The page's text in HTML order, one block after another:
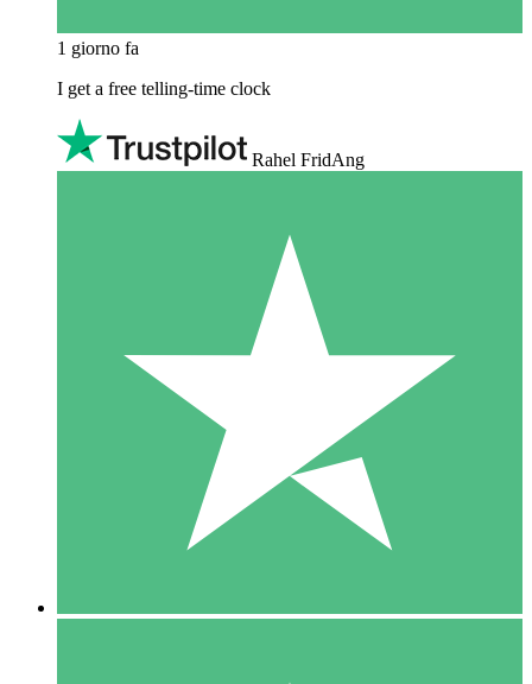
1 giorno fa
I get a free telling-time clock
Rahel FridAng